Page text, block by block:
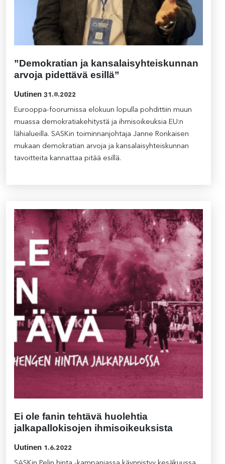
”Demokratian ja kansalaisyhteiskunnan
arvoja pidettävä esillä”
Uutinen 31.8.2022
Eurooppa-foorumissa elokuun lopulla pohdittiin muun
muassa demokratiakehitystä ja ihmisoikeuksia EU:n
lähialueilla. SASKin toiminnanjohtaja Janne Ronkaisen
mukaan demokratian arvoja ja kansalaisyhteiskunnan
tavoitteita kannattaa pitää esillä.
Ei ole fanin tehtävä huolehtia
jalkapallokisojen ihmisoikeuksista
Uutinen 1.6.2022